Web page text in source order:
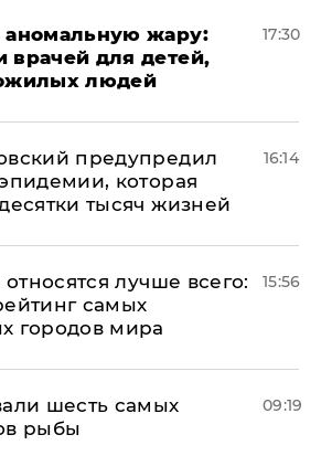
аномальную жару:
врачей для детей,
людей
17:30
предупредил
которая
тысяч жизней
16:14
относятся лучше всего:
самых
городов мира
15:56
шесть самых
рыбы
09:19